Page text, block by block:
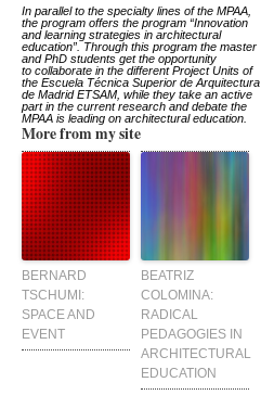
In parallel to the specialty lines of the MPAA,
the program offers the program “Innovation
and learning strategies in architectural
education”. Through this program the master
and PhD students get the opportunity
to collaborate in the different Project Units of
the Escuela Técnica Superior de Arquitectura
de Madrid ETSAM, while they take an active
part in the current research and debate the
MPAA is leading on architectural education.
More from my site
BERNARD
TSCHUMI:
SPACE AND
EVENT
BEATRIZ
COLOMINA:
RADICAL
PEDAGOGIES IN
ARCHITECTURAL
EDUCATION